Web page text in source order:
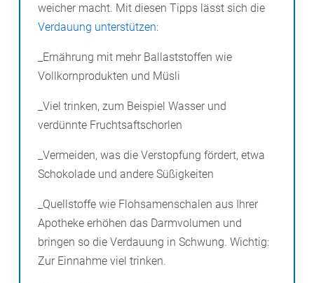
weicher macht. Mit diesen Tipps lässt sich die
Verdauung unterstützen:
_Ernährung mit mehr Ballaststoffen wie
Vollkornprodukten und Müsli
_Viel trinken, zum Beispiel Wasser und
verdünnte Fruchtsaftschorlen
_Vermeiden, was die Verstopfung fördert, etwa
Schokolade und andere Süßigkeiten
_Quellstoffe wie Flohsamenschalen aus Ihrer
Apotheke erhöhen das Darmvolumen und
bringen so die Verdauung in Schwung. Wichtig:
Zur Einnahme viel trinken.